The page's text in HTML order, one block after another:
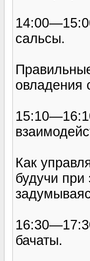
сальсы.
овладения
Как
будучи
бачаты.